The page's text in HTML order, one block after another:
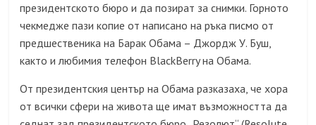
президентското бюро и да позират за снимки. Горното
чекмедже пази копие от написано на ръка писмо от
предшественика на Барак Обама – Джордж У. Буш,
както и любимия телефон BlackBerry на Обама.
От президентския център на Обама разказаха, че хора
от всички сфери на живота ще имат възможността да